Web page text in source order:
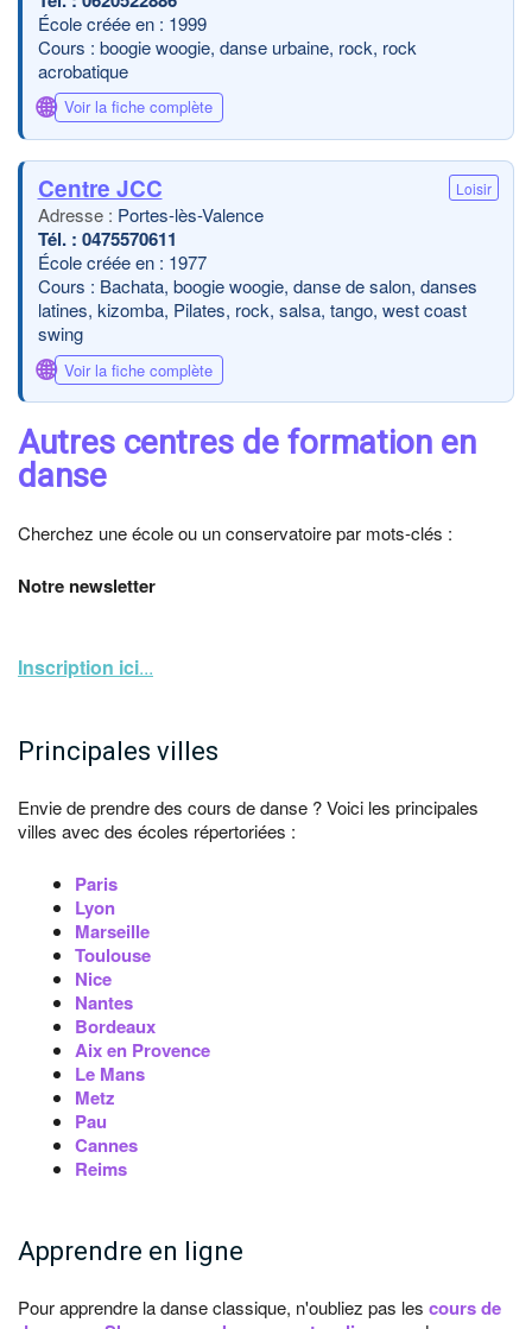
École créée en : 1999
Cours : boogie woogie, danse urbaine, rock, rock
acrobatique
🌐 Voir la fiche complète
Centre JCC Loisir
Portes-lès-Valence
0475570611
École créée en : 1977
Cours : Bachata, boogie woogie, danse de salon, danses
latines, kizomba, Pilates, rock, salsa, tango, west coast
swing
🌐 Voir la fiche complète
Autres centres de formation en
danse
Cherchez une école ou un conservatoire par mots-clés :
Notre newsletter
Inscription ici...
Principales villes
Envie de prendre des cours de danse ? Voici les principales
villes avec des écoles répertoriées :
Paris
Lyon
Marseille
Toulouse
Nice
Nantes
Bordeaux
Aix en Provence
Le Mans
Metz
Pau
Cannes
Reims
Apprendre en ligne
Pour apprendre la danse classique, n'oubliez pas les cours de